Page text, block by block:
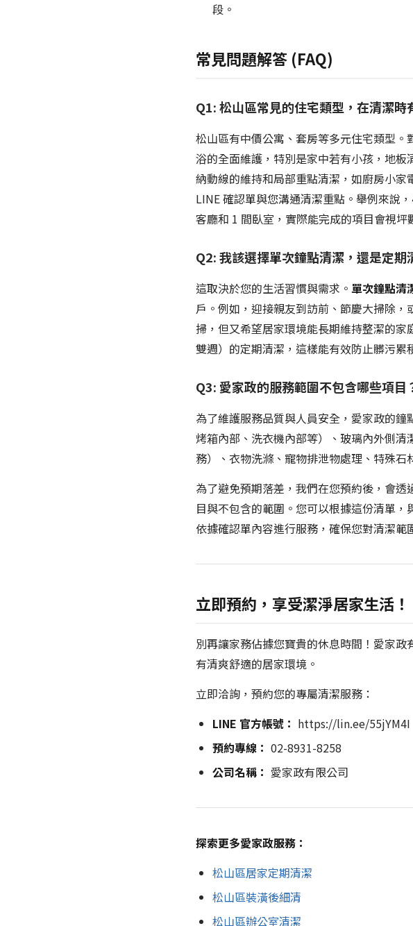
段。
常見問題解答 (FAQ)
Q1: 松山區常見的住宅類型，在清潔
松山區有中價公寓、套房等多元住宅類型。
浴的全面維護，特別是家中若有小孩，地板
納動線的維持和局部重點清潔，如廚房小
LINE 確認單與您溝通清潔重點。舉例來說
客廳和 1 間臥室，實際能完成的項目會視坪
Q2: 我該選擇單次鐘點清潔，還是定期
這取決於您的生活習慣與需求。 單次鐘點清
戶。例如，迎接親友到訪前、節慶大掃除，
掃，但又希望居家環境能長期維持整潔的
雙週）的定期清潔，這樣能有效防止髒污累
Q3: 愛家政的服務範圍不包含哪些項目
為了維護服務品質與人員安全，愛家政的
烤箱內部、洗衣機內部等）、玻璃內外側
務）、衣物洗滌、寵物排泄物處理、特殊
為了避免預期落差，我們在您預約後，會
目與不包含的範圍。您可以根據這份清單
依據確認單內容進行服務，確保您對清潔範
立即預約，享受潔淨居家生活！
別再讓家務佔據您寶貴的休息時間！愛家
有清爽舒適的居家環境。
立即洽詢，預約您的專屬清潔服務：
LINE 官方帳號： https://lin.ee/55jYM4I
預約專線： 02-8931-8258
公司名稱： 愛家政有限公司
探索更多愛家政服務：
松山區居家定期清潔
松山區裝潢後細清
松山區辦公室清潔